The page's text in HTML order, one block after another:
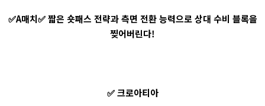
✅A매치✅ 짧은 숏패스 전략과 측면 전환 능력으로 상대 수비 블록을
찢어버린다!
✅ 크로아티아